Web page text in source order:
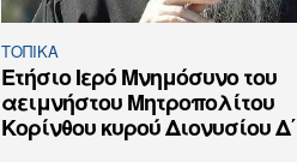
ΤΟΠΙΚΑ
Ετήσιο Ιερό Μνημόσυνο του
αειμνήστου Μητροπολίτου
Κορίνθου κυρού Διονυσίου Δ΄